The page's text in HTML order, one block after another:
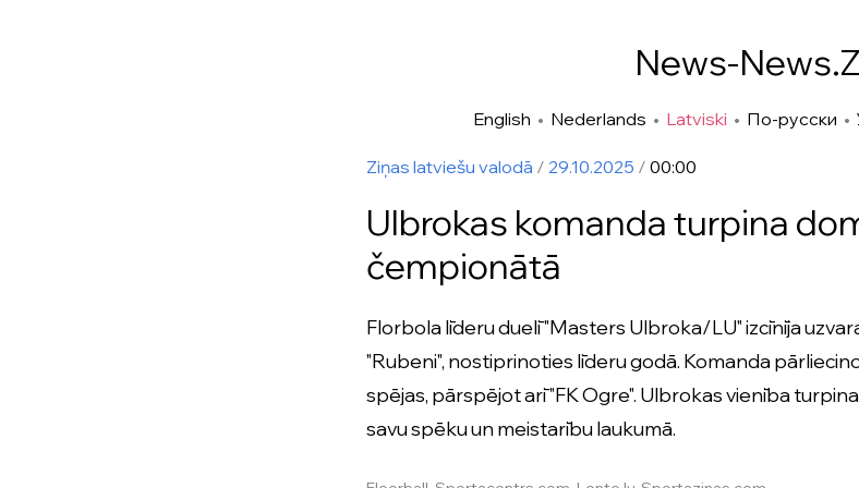
News-
English • Nederlands • Latviski • По-русски •
Ziņas latviešu valodā / 29.10.2025 / 00:00
Ulbrokas komanda turpina
čempionātā
Florbola līderu duelī "Masters Ulbroka/LU" izcīnīja
"Rubeni", nostiprinoties līderu godā. Komanda
spējas, pārspējot arī "FK Ogre". Ulbrokas vienība
savu spēku un meistarību laukumā.